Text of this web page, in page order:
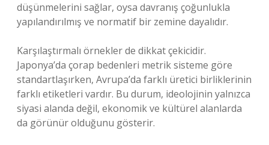
düşünmelerini sağlar, oysa davranış çoğunlukla
yapılandırılmış ve normatif bir zemine dayalıdır.
Karşılaştırmalı örnekler de dikkat çekicidir.
Japonya’da çorap bedenleri metrik sisteme göre
standartlaşırken, Avrupa’da farklı üretici birliklerinin
farklı etiketleri vardır. Bu durum, ideolojinin yalnızca
siyasi alanda değil, ekonomik ve kültürel alanlarda
da görünür olduğunu gösterir.